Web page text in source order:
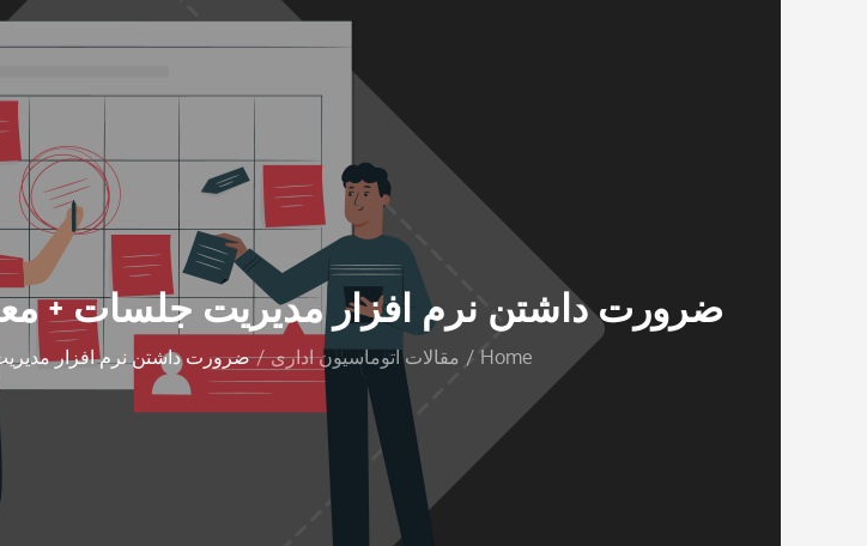
ضرورت داشتن نرم افزار مدیریت جلسات +
Home مقالات اتوماسیون اداری ضرورت داشتن نرم افزار